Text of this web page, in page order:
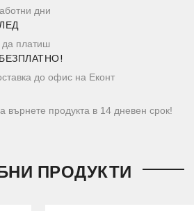
дни
платиш
до офис на Еконт
върнете продукта в 14 дневен срок!
ПРОДУКТИ